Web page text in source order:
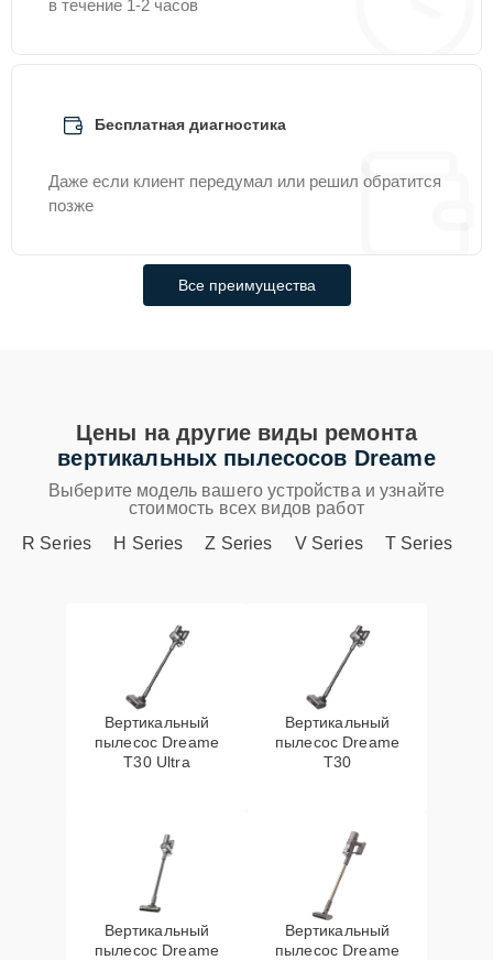
в течение 1-2 часов
Бесплатная диагностика
Даже если клиент передумал или решил обратится
позже
Все преимущества
Цены на другие виды ремонта
вертикальных пылесосов Dreame
Выберите модель вашего устройства и узнайте
стоимость всех видов работ
R Series
H Series Z Series V Series T Series
Вертикальный
пылесос Dreame
T30 Ultra
Вертикальный
пылесос Dreame
T30
Вертикальный
пылесос Dreame
Вертикальный
пылесос Dreame